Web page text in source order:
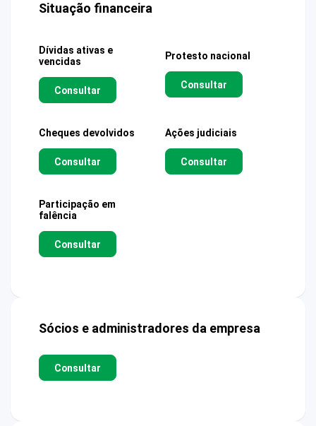
Situação financeira
Dívidas ativas e
vencidas
Consultar
Protesto nacional
Consultar
Cheques devolvidos
Consultar
Ações judiciais
Consultar
Participação em
falência
Consultar
Sócios e administradores da empresa
Consultar